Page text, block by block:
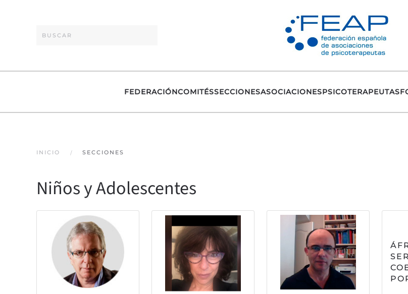
FEDERACIÓNCOMITÉSSECCIONESASOCIACIONESPSICOTERAPEUTAS
INICIO SECCIONES
Niños y Adolescentes